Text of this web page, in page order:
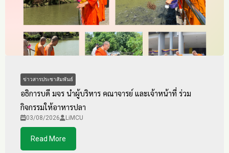
ข่าวสารประชาสัมพันธ์
อธิการบดี มจร นำผู้บริหาร คณาจารย์ และเจ้าหน้าที่ ร่วม
กิจกรรมให้อาหารปลา
03/08/2026 LiMCU
Read More